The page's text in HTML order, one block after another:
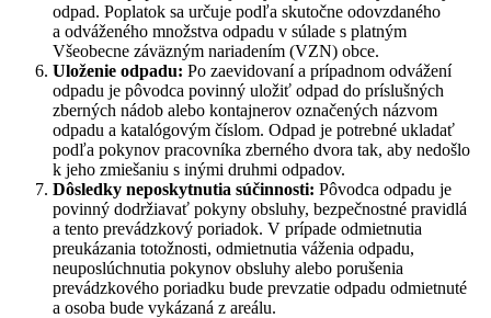
odpad. Poplatok sa určuje podľa skutočne odovzdaného
a odváženého množstva odpadu v súlade s platným
Všeobecne záväzným nariadením (VZN) obce.
Uloženie odpadu: Po zaevidovaní a prípadnom odvážení
odpadu je pôvodca povinný uložiť odpad do príslušných
zberných nádob alebo kontajnerov označených názvom
odpadu a katalógovým číslom. Odpad je potrebné ukladať
podľa pokynov pracovníka zberného dvora tak, aby nedošlo
k jeho zmiešaniu s inými druhmi odpadov.
Dôsledky neposkytnutia súčinnosti: Pôvodca odpadu je
povinný dodržiavať pokyny obsluhy, bezpečnostné pravidlá
a tento prevádzkový poriadok. V prípade odmietnutia
preukázania totožnosti, odmietnutia váženia odpadu,
neuposlúchnutia pokynov obsluhy alebo porušenia
prevádzkového poriadku bude prevzatie odpadu odmietnuté
a osoba bude vykázaná z areálu.